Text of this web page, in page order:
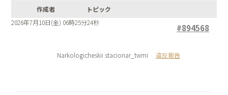
作成者
トピック
2026年7月10日(金) 06時25分24秒
#894568
Narkologicheskii stacionar_twmi 違反報告